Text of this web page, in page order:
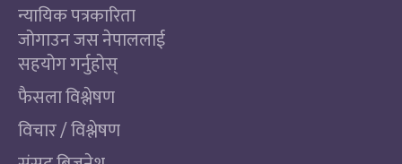
न्यायिक पत्रकारिता
जोगाउन जस नेपाललाई
सहयोग गर्नुहोस्
फैसला विश्लेषण
विचार / विश्लेषण